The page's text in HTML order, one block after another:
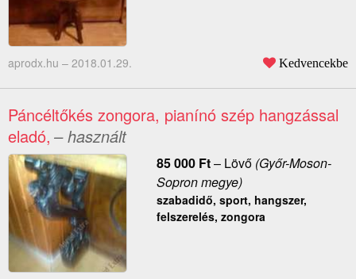
aprodx.hu – 2018.01.29. Kedvencekbe
Páncéltőkés zongora, pianínó szép hangzással
eladó, – használt
85 000 Ft– Lövő(Győr-Moson-
Sopron megye)
szabadidő, sport, hangszer,
felszerelés, zongora